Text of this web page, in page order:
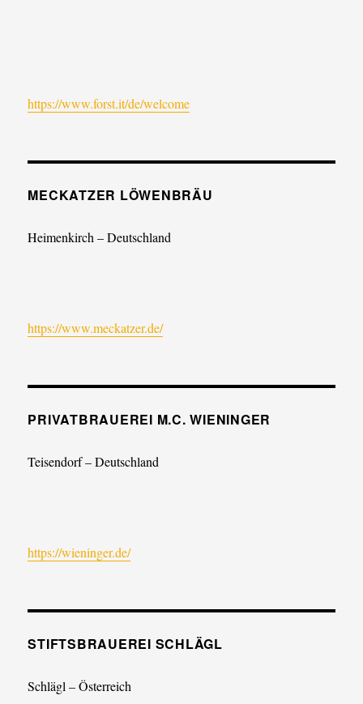
https://www.forst.it/de/welcome
MECKATZER LÖWENBRÄU
Heimenkirch – Deutschland
https://www.meckatzer.de/
PRIVATBRAUEREI M.C. WIENINGER
Teisendorf – Deutschland
https://wieninger.de/
STIFTSBRAUEREI SCHLÄGL
Schlägl – Österreich